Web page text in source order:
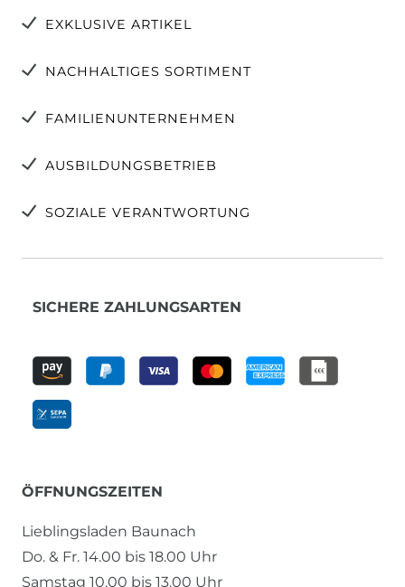
EXKLUSIVE ARTIKEL
NACHHALTIGES SORTIMENT
FAMILIENUNTERNEHMEN
AUSBILDUNGSBETRIEB
SOZIALE VERANTWORTUNG
SICHERE ZAHLUNGSARTEN
ÖFFNUNGSZEITEN
Lieblingsladen Baunach
Do. & Fr. 14.00 bis 18.00 Uhr
Samstag 10.00 bis 13.00 Uhr